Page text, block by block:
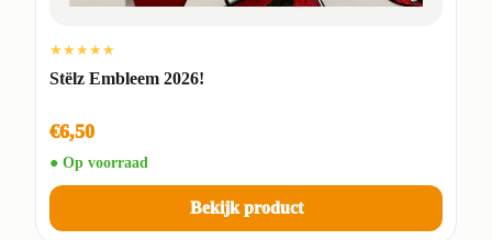
★★★★★
Stëlz Embleem 2026!
€6,50
● Op voorraad
Bekijk product